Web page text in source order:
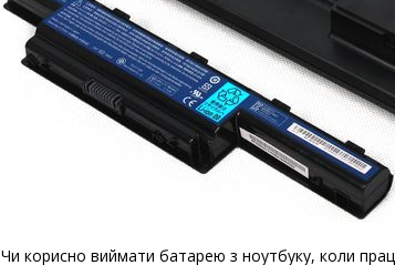
Чи корисно виймати батарею з ноутбуку, коли